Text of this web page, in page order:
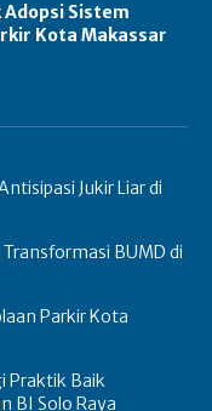
Sistem
Kota Makassar
Jukir Liar di
BUMD di
Parkir Kota
Praktik Baik
BI Solo Raya